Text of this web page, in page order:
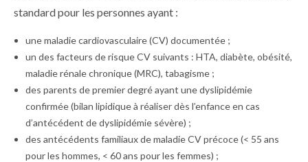
standard pour les personnes ayant :
une maladie cardiovasculaire (CV) documentée ;
un des facteurs de risque CV suivants : HTA, diabète, obésité,
maladie rénale chronique (MRC), tabagisme ;
des parents de premier degré ayant une dyslipidémie
confirmée (bilan lipidique à réaliser dès l’enfance en cas
d’antécédent de dyslipidémie sévère) ;
des antécédents familiaux de maladie CV précoce (< 55 ans
pour les hommes, < 60 ans pour les femmes) ;